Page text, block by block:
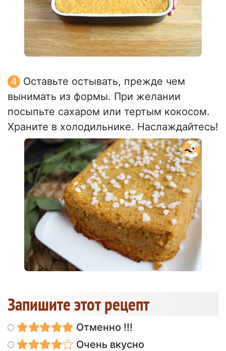
Оставьте остывать, прежде чем
вынимать из формы. При желании
посыпьте сахаром или тертым кокосом.
Храните в холодильнике. Наслаждайтесь!
Запишите этот рецепт
Отменно !!!
Очень вкусно